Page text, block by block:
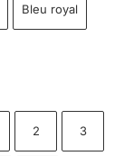
Bleu royal
2 3